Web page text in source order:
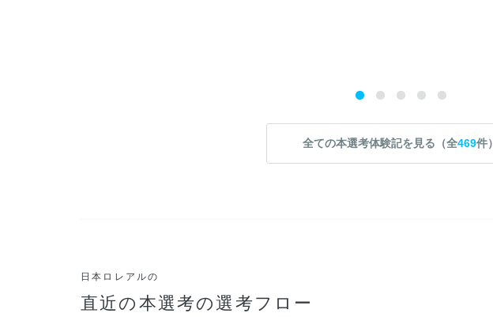
全ての本選考体験記を見る（全469件）
日本ロレアルの
直近の本選考の選考フロー